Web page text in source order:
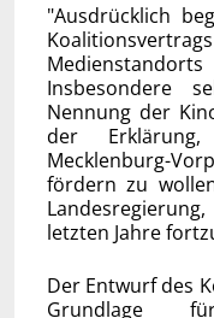
"Ausdrücklich
Insbesondere
Nennung der
der
Mecklenburg-
fördern zu
letzten Jahre
Der Entwurf des
Grundlage